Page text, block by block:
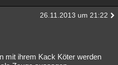
26.11.2013 um 21:22
mit ihrem Kack Köter werden